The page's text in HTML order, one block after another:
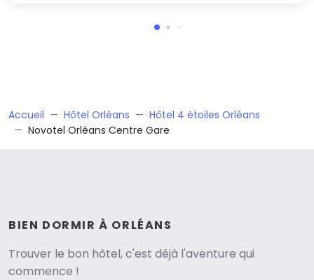
Accueil Hôtel Orléans
Hôtel 4 étoiles Orléans
Novotel Orléans Centre Gare
BIEN DORMIR À ORLÉANS
Trouver le bon hôtel, c'est déjà l'aventure qui
commence !